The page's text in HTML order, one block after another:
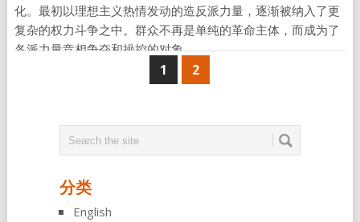
化。最初以理想主义热情发动的造反派力量，逐渐被纳入了更
复杂的权力斗争之中。群众不再是单纯的革命主体，而成为了
各派力量竞相争夺和操控的对象。
1 2
分类
English